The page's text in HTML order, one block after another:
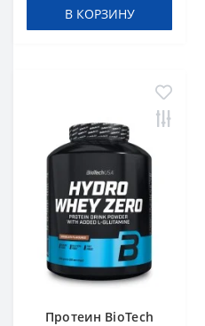
В КОРЗИНУ
Протеин BioTech